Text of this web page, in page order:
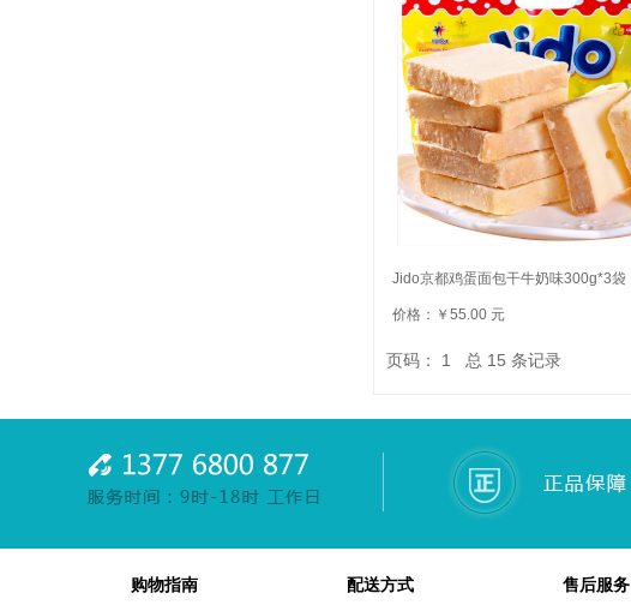
Jido京都鸡蛋面包干牛奶味300g*3袋
价格：￥55.00 元
页码： 1 总 15 条记录
购物指南 配送方式 售后服务